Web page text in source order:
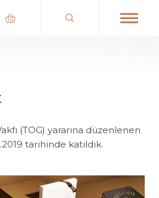
(TOG) yararına düzenlenen
tarihinde katıldık.